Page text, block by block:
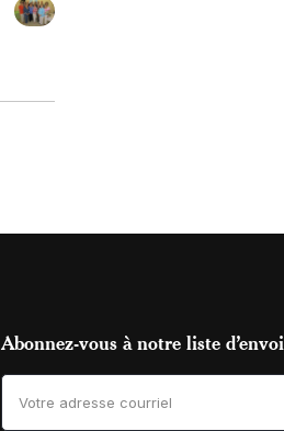
Abonnez-vous à notre liste d’envoi